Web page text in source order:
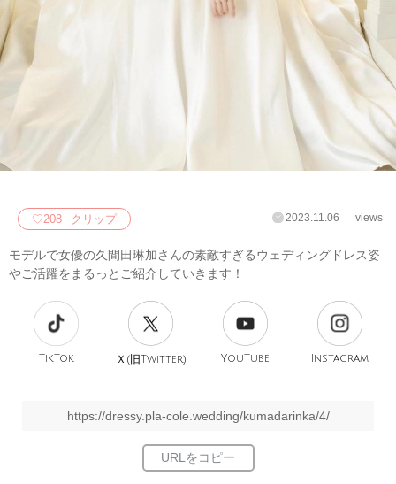
♡208 クリップ 2023.11.06 views
モデルで女優の久間田琳加さんの素敵すぎるウェディングドレス姿
やご活躍をまるっとご紹介していきます！
TikTok Ｘ(旧Twitter) YouTube Instagram
https://dressy.pla-cole.wedding/kumadarinka/4/